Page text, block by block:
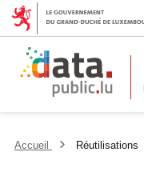
Accueil Réutilisations